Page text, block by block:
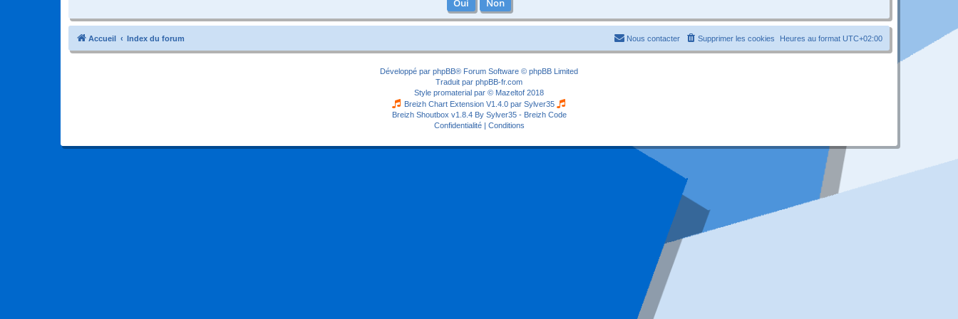
Accueil Index du forum Heures au format UTC+02:00
Supprimer les cookies
Nous contacter
Développé par phpBB® Forum Software © phpBB Limited
Traduit par phpBB-fr.com
Style promaterial par © Mazeltof 2018
Breizh Chart Extension V1.4.0 par Sylver35
Breizh Shoutbox v1.8.4 By Sylver35 - Breizh Code
Confidentialité| Conditions